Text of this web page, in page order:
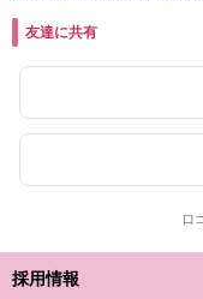
友達に共有
口
採用情報